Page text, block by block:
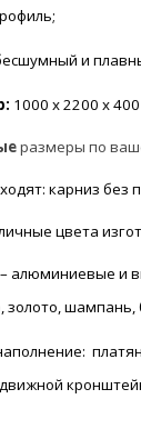
и
1000 х 2200 х
размеры по
карниз без
цвета
алюминиевые и
золото, шампань,